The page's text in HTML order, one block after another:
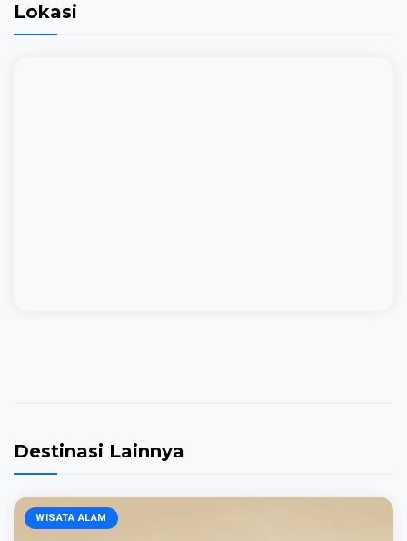
Lokasi
Destinasi Lainnya
WISATA ALAM